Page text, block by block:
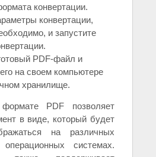
конвертации.
конвертации,
и запустите
PDF-файл и
на своем компьютере
хранилище.
PDF позволяет
в виде, который будет
на различных
системах.